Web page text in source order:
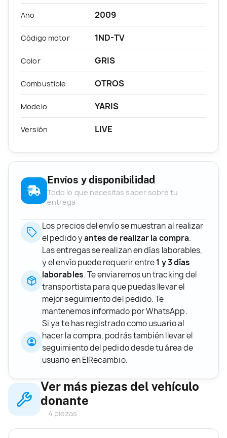
Año 2009
Código motor 1ND-TV
Color GRIS
Combustible OTROS
Modelo YARIS
Versión LIVE
Envíos y disponibilidad
Todo lo que necesitas saber sobre tu
entrega
Los precios del envío se muestran al realizar
el pedido yantes de realizar la compra.
Las entregas se realizan en días laborables,
y el envío puede requerir entre1 y 3 días
laborables. Te enviaremos un tracking del
transportista para que puedas llevar el
mejor seguimiento del pedido. Te
mantenemos informado por WhatsApp.
Si ya te has registrado como usuario al
hacer la compra, podrás también llevar el
seguimiento del pedido desde tu área de
usuario en ElRecambio.
Ver más piezas del vehículo
donante
4 piezas